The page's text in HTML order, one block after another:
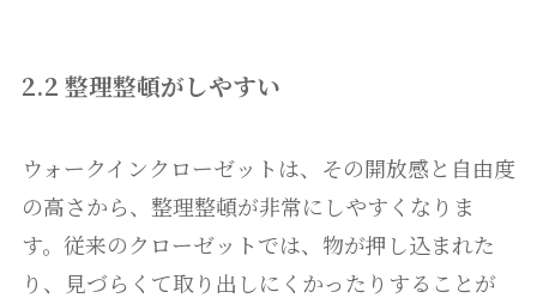
2.2 整理整頓がしやすい
ウォークインクローゼットは、その開放感と自由度
の高さから、整理整頓が非常にしやすくなりま
す。従来のクローゼットでは、物が押し込まれた
り、見づらくて取り出しにくかったりすることが